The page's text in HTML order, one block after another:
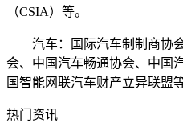
（CSIA）等。
汽车：国际汽车制制商协会
会、中国汽车畅通协会、中国
国智能网联汽车财产立异联盟等
热门资讯